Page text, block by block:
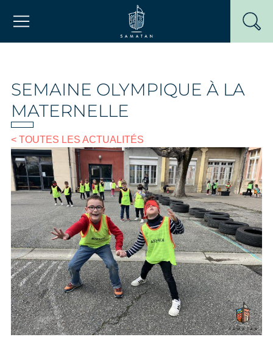
Mairie de Samatan
SEMAINE OLYMPIQUE À LA
MATERNELLE
< TOUTES LES ACTUALITÉS